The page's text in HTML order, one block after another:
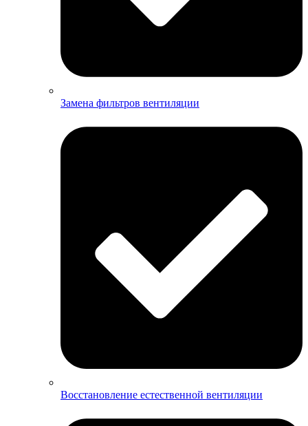
Замена фильтров вентиляции
Восстановление естественной вентиляции